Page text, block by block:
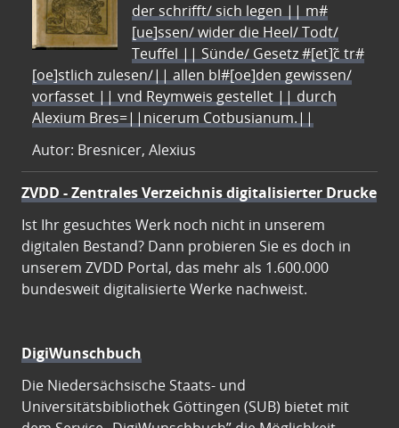
der schrifft/ sich legen || m#
[ue]ssen/ wider die Heel/ Todt/
Teuffel || Sünde/ Gesetz #[et]c̃ tr#
[oe]stlich zulesen/|| allen bl#[oe]den gewissen/
vorfasset || vnd Reymweis gestellet || durch
Alexium Bres=||nicerum Cotbusianum.||
Autor: Bresnicer, Alexius
ZVDD - Zentrales Verzeichnis digitalisierter Drucke
Ist Ihr gesuchtes Werk noch nicht in unserem
digitalen Bestand? Dann probieren Sie es doch in
unserem ZVDD Portal, das mehr als 1.600.000
bundesweit digitalisierte Werke nachweist.
DigiWunschbuch
Die Niedersächsische Staats- und
Universitätsbibliothek Göttingen (SUB) bietet mit